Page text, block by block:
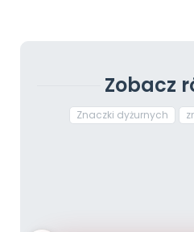
Zobacz
Znaczki dyżurnych